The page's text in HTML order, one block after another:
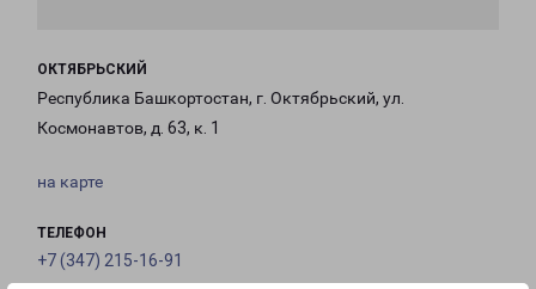
ОКТЯБРЬСКИЙ
Республика Башкортостан, г. Октябрьский, ул.
Космонавтов, д. 63, к. 1
на карте
ТЕЛЕФОН
+7 (347) 215-16-91